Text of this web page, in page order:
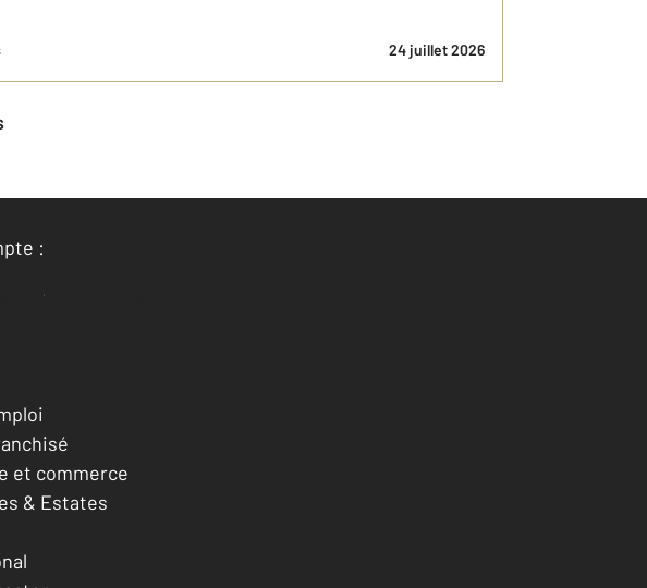
24 juillet 2026
:
à mon compte
et commerce
& Estates